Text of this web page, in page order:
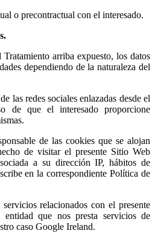
o precontractual con el interesado.
arriba expuesto, los datos
dependiendo de la naturaleza del
las redes sociales enlazadas desde el
de que el interesado proporcione
de las cookies que se alojan
de visitar el presente Sitio Web
a su dirección IP, hábitos de
en la correspondiente Política de
relacionados con el presente
que nos presta servicios de
caso Google Ireland.